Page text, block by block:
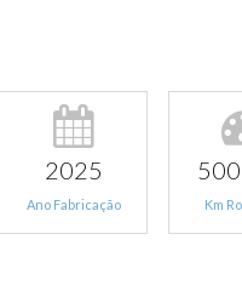
2025
Ano Fabricação Km